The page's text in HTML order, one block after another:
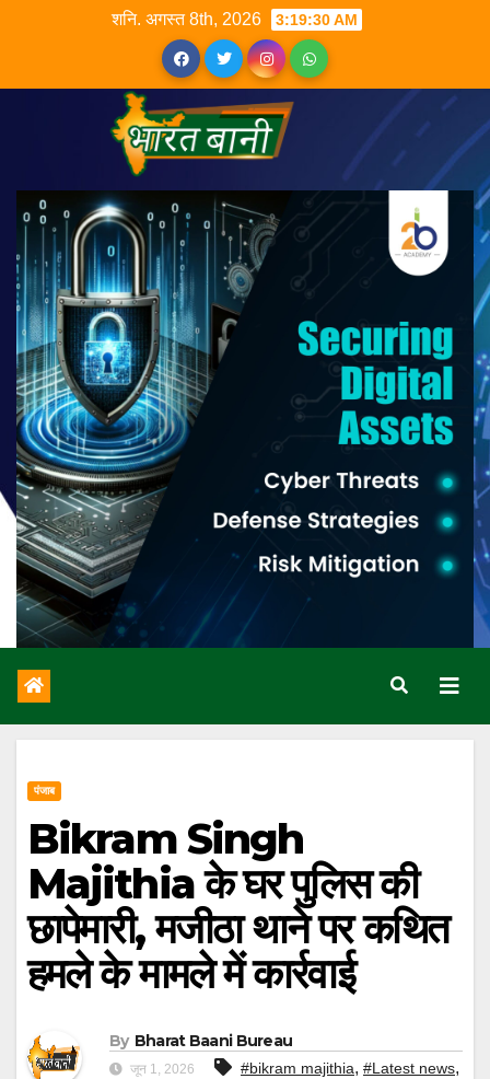
शनि. अगस्त 8th, 2026 3:19:30 AM
पंजाब
Bikram Singh
Majithia के घर पुलिस की
छापेमारी, मजीठा थाने पर कथित
हमले के मामले में कार्रवाई
By Bharat Baani Bureau
जून 1, 2026 #bikram majithia, #Latest news,